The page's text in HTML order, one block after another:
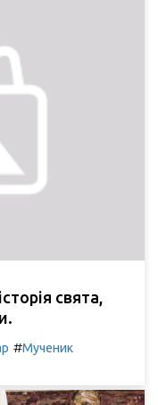
свята,
#Мученик